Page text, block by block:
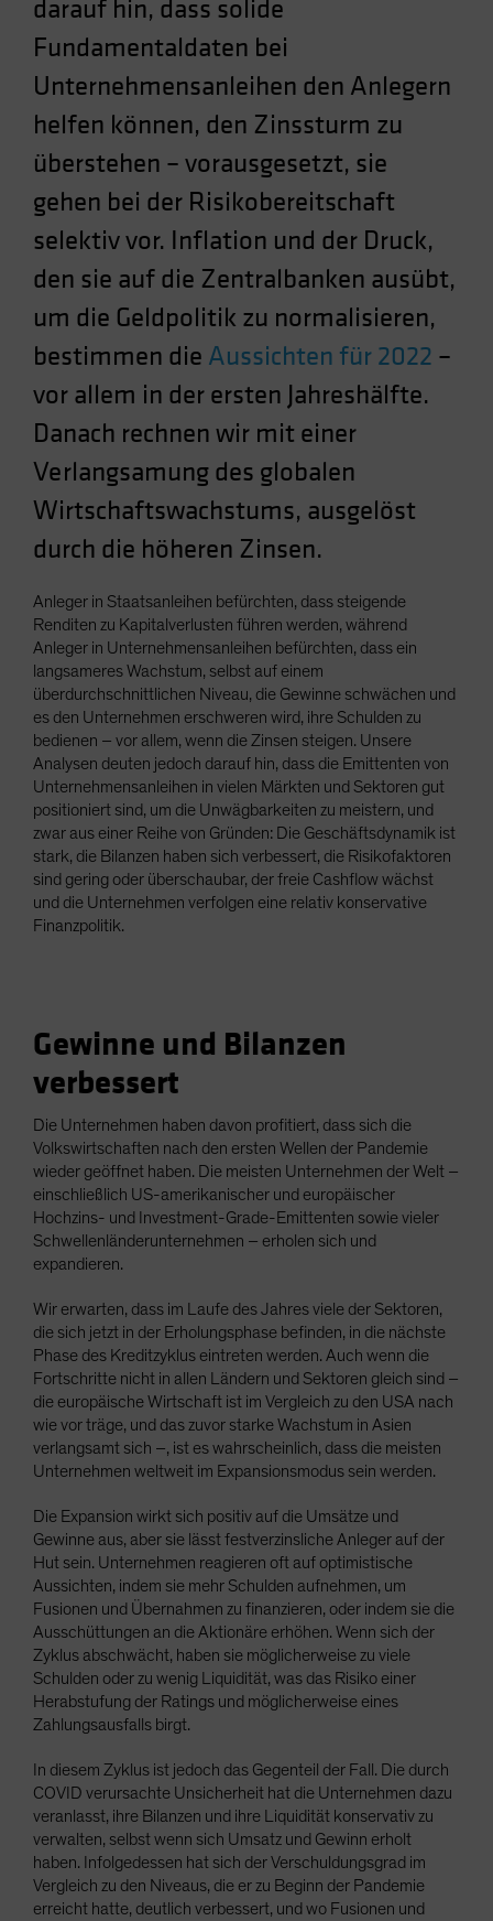
United States (US Citizens)
US (Non-US Citizens/NRC)
darauf hin, dass solide
Fundamentaldaten bei
Unternehmensanleihen den Anlegern
helfen können, den Zinssturm zu
überstehen – vorausgesetzt, sie
gehen bei der Risikobereitschaft
selektiv vor. Inflation und der Druck,
den sie auf die Zentralbanken ausübt,
um die Geldpolitik zu normalisieren,
bestimmen die Aussichten für 2022 –
vor allem in der ersten Jahreshälfte.
Danach rechnen wir mit einer
Verlangsamung des globalen
Wirtschaftswachstums, ausgelöst
durch die höheren Zinsen.
Anleger in Staatsanleihen befürchten, dass steigende
Renditen zu Kapitalverlusten führen werden, während
Anleger in Unternehmensanleihen befürchten, dass ein
langsameres Wachstum, selbst auf einem
überdurchschnittlichen Niveau, die Gewinne schwächen und
es den Unternehmen erschweren wird, ihre Schulden zu
bedienen – vor allem, wenn die Zinsen steigen. Unsere
Analysen deuten jedoch darauf hin, dass die Emittenten von
Unternehmensanleihen in vielen Märkten und Sektoren gut
positioniert sind, um die Unwägbarkeiten zu meistern, und
zwar aus einer Reihe von Gründen: Die Geschäftsdynamik ist
stark, die Bilanzen haben sich verbessert, die Risikofaktoren
sind gering oder überschaubar, der freie Cashflow wächst
und die Unternehmen verfolgen eine relativ konservative
Finanzpolitik.
Gewinne und Bilanzen
verbessert
Die Unternehmen haben davon profitiert, dass sich die
Volkswirtschaften nach den ersten Wellen der Pandemie
wieder geöffnet haben. Die meisten Unternehmen der Welt –
einschließlich US-amerikanischer und europäischer
Hochzins- und Investment-Grade-Emittenten sowie vieler
Schwellenländerunternehmen – erholen sich und
expandieren.
Wir erwarten, dass im Laufe des Jahres viele der Sektoren,
die sich jetzt in der Erholungsphase befinden, in die nächste
Phase des Kreditzyklus eintreten werden. Auch wenn die
Fortschritte nicht in allen Ländern und Sektoren gleich sind –
die europäische Wirtschaft ist im Vergleich zu den USA nach
wie vor träge, und das zuvor starke Wachstum in Asien
verlangsamt sich –, ist es wahrscheinlich, dass die meisten
Unternehmen weltweit im Expansionsmodus sein werden.
Die Expansion wirkt sich positiv auf die Umsätze und
Gewinne aus, aber sie lässt festverzinsliche Anleger auf der
Hut sein. Unternehmen reagieren oft auf optimistische
Aussichten, indem sie mehr Schulden aufnehmen, um
Fusionen und Übernahmen zu finanzieren, oder indem sie die
Ausschüttungen an die Aktionäre erhöhen. Wenn sich der
Zyklus abschwächt, haben sie möglicherweise zu viele
Schulden oder zu wenig Liquidität, was das Risiko einer
Herabstufung der Ratings und möglicherweise eines
Zahlungsausfalls birgt.
In diesem Zyklus ist jedoch das Gegenteil der Fall. Die durch
COVID verursachte Unsicherheit hat die Unternehmen dazu
veranlasst, ihre Bilanzen und ihre Liquidität konservativ zu
verwalten, selbst wenn sich Umsatz und Gewinn erholt
haben. Infolgedessen hat sich der Verschuldungsgrad im
Vergleich zu den Niveaus, die er zu Beginn der Pandemie
erreicht hatte, deutlich verbessert, und wo Fusionen und